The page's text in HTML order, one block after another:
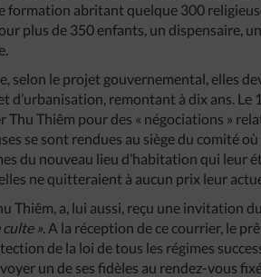
formation abritant quelque 300
plus de 350 enfants, un dispensaire,
selon le projet gouvernemental, elles
d’urbanisation, remontant à dix ans. Le
Thiêm pour des « négociations »
se sont rendues au siège du comité
du nouveau lieu d’habitation qui leur
ne quitteraient à aucun prix leur
Thiêm, a, lui aussi, reçu une invitation
». A la réception de ce courrier, le
de la loi de tous les régimes
un de ses fidèles au rendez-vous